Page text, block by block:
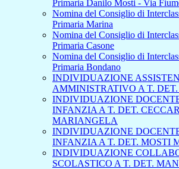
Primaria Danilo Mosti - Via
Nomina del Consiglio di
Primaria Marina
Nomina del Consiglio di
Primaria Casone
Nomina del Consiglio di
Primaria Bondano
INDIVIDUAZIONE
AMMINISTRATIVO A T.
INDIVIDUAZIONE
INFANZIA A T. DET.
MARIANGELA
INDIVIDUAZIONE
INFANZIA A T. DET. MOSTI
INDIVIDUAZIONE
SCOLASTICO A T. DET.